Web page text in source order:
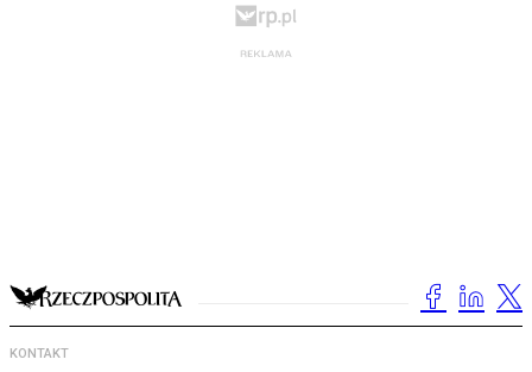
KONTAKT